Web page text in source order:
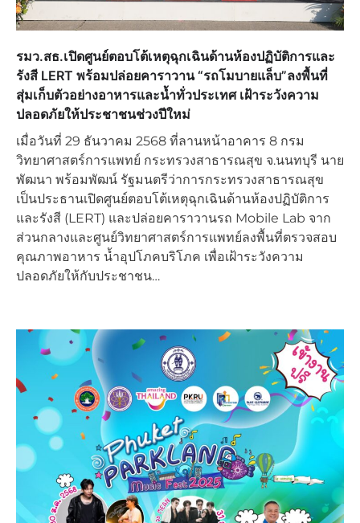
รมว.สธ.เปิดศูนย์ตอบโต้เหตุฉุกเฉินด้านห้องปฏิบัติการและ
รังสี LERT พร้อมปล่อยคาราวาน “รถโมบายแล็บ”ลงพื้นที่
สุ่มเก็บตัวอย่างอาหารและน้ำทั่วประเทศ เฝ้าระวังความ
ปลอดภัยให้ประชาชนช่วงปีใหม่
เมื่อวันที่ 29 ธันวาคม 2568 ที่ลานหน้าอาคาร 8 กรม
วิทยาศาสตร์การแพทย์ กระทรวงสาธารณสุข จ.นนทบุรี นาย
พัฒนา พร้อมพัฒน์ รัฐมนตรีว่าการกระทรวงสาธารณสุข
เป็นประธานเปิดศูนย์ตอบโต้เหตุฉุกเฉินด้านห้องปฏิบัติการ
และรังสี (LERT) และปล่อยคาราวานรถ Mobile Lab จาก
ส่วนกลางและศูนย์วิทยาศาสตร์การแพทย์ลงพื้นที่ตรวจสอบ
คุณภาพอาหาร น้ำอุปโภคบริโภค เพื่อเฝ้าระวังความ
ปลอดภัยให้กับประชาชน…